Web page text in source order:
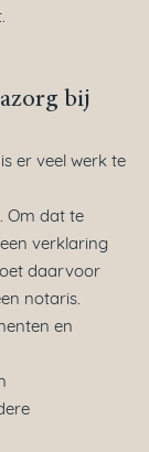
bij
er veel werk te
Om dat te
verklaring
daarvoor
notaris.
en